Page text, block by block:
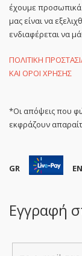
έχουμε προσωπικά
μας είναι να
ενδιαφέρεται να
ΠΟΛΙΤΙΚΗ
ΚΑΙ ΟΡΟΙ ΧΡΗΣΗΣ
*Οι απόψεις που
εκφράζουν
GR
Εγγραφή